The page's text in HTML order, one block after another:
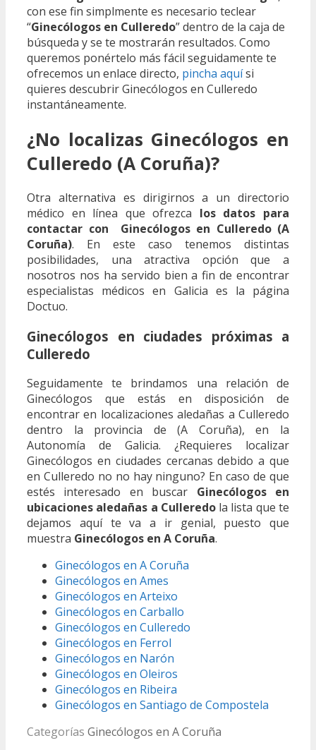
con ese fin simplmente es necesario teclear
“Ginecólogos en Culleredo” dentro de la caja de
búsqueda y se te mostrarán resultados. Como
queremos ponértelo más fácil seguidamente te
ofrecemos un enlace directo, pincha aquísi
quieres descubrir Ginecólogos en Culleredo
instantáneamente.
¿No localizas Ginecólogos en
Culleredo (A Coruña)?
Otra alternativa es dirigirnos a un directorio
médico en línea que ofrezca los datos para
contactar con Ginecólogos en Culleredo (A
Coruña). En este caso tenemos distintas
posibilidades, una atractiva opción que a
nosotros nos ha servido bien a fin de encontrar
especialistas médicos en Galicia es la página
Doctuo.
Ginecólogos en ciudades próximas a
Culleredo
Seguidamente te brindamos una relación de
Ginecólogos que estás en disposición de
encontrar en localizaciones aledañas a Culleredo
dentro la provincia de (A Coruña), en la
Autonomía de Galicia. ¿Requieres localizar
Ginecólogos en ciudades cercanas debido a que
en Culleredo no no hay ninguno? En caso de que
estés interesado en buscar Ginecólogos en
ubicaciones aledañas a Culleredola lista que te
dejamos aquí te va a ir genial, puesto que
muestra Ginecólogos en A Coruña.
Ginecólogos en A Coruña
Ginecólogos en Ames
Ginecólogos en Arteixo
Ginecólogos en Carballo
Ginecólogos en Culleredo
Ginecólogos en Ferrol
Ginecólogos en Narón
Ginecólogos en Oleiros
Ginecólogos en Ribeira
Ginecólogos en Santiago de Compostela
Categorías Ginecólogos en A Coruña